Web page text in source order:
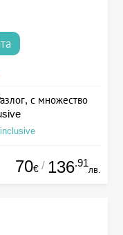
с множество
70€ / 136.91
лв.